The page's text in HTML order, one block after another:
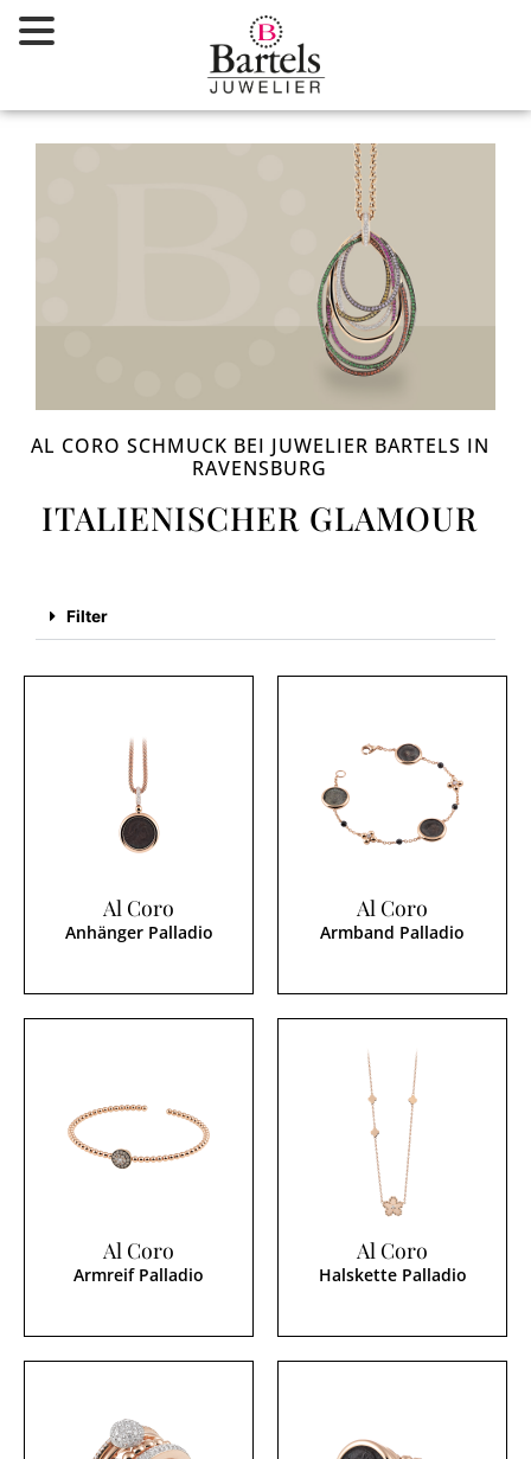
Inhalt
AL CORO SCHMUCK BEI JUWELIER BARTELS IN
RAVENSBURG
ITALIENISCHER GLAMOUR
Filter
Al Coro
Anhänger Palladio
Al Coro
Armband Palladio
Al Coro
Armreif Palladio
Al Coro
Halskette Palladio